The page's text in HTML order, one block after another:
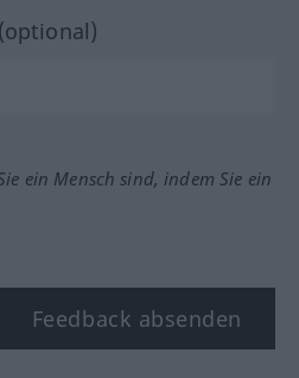
ein Mensch sind, indem Sie ein
Feedback absenden